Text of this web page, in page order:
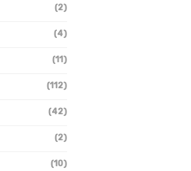
(2)
(4)
(11)
(112)
(42)
(2)
(10)